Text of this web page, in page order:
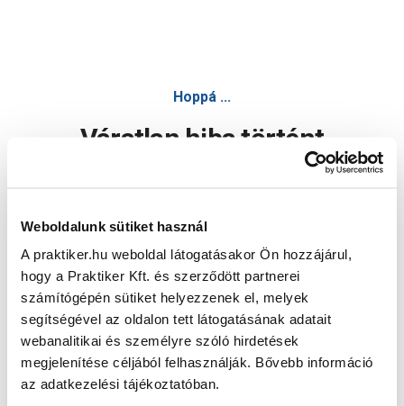
Weboldalunk sütiket használ
A praktiker.hu weboldal látogatásakor Ön hozzájárul,
hogy a Praktiker Kft. és szerződött partnerei
számítógépén sütiket helyezzenek el, melyek
segítségével az oldalon tett látogatásának adatait
webanalitikai és személyre szóló hirdetések
megjelenítése céljából felhasználják. Bővebb információ
az adatkezelési tájékoztatóban.
Hoppá ...
Váratlan hiba történt
Oldal újratöltése